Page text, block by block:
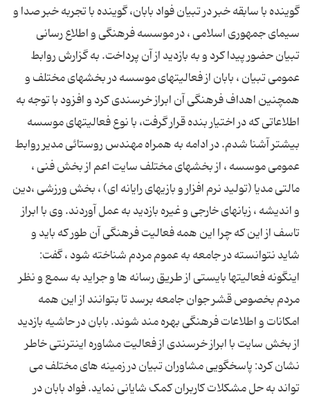
گوینده با سابقه خبر در تبیان فواد بابان، گوینده با تجربه خبر صدا و
سیمای جمهوری اسلامی ، در موسسه فرهنگی و اطلاع رسانی
تبیان حضور پیدا کرد و به بازدید از آن پرداخت. به گزارش روابط
عمومی تبیان ، بابان از فعالیتهای موسسه در بخشهای مختلف و
همچنین اهداف فرهنگی آن ابراز خرسندی کرد و افزود با توجه به
اطلاعاتی که در اختیار بنده قرار گرفت، با نوع فعالیتهای موسسه
بیشتر آشنا شدم. در ادامه به همراه مهندس روستائی مدیر روابط
عمومی موسسه ، از بخشهای مختلف سایت اعم از بخش فنی ،
مالتی مدیا (تولید نرم افزار و بازیهای رایانه ای) ، بخش ورزشی ،دین
و اندیشه ، زبانهای خارجی و غیره بازدید به عمل آوردند. وی با ابراز
تاسف از این که چرا این همه فعالیت فرهنگی آن طور که باید و
شاید نتوانسته در جامعه به عموم مردم شناخته شود ، گفت:
اینگونه فعالیتها بایستی از طریق رسانه ها و جراید به سمع و نظر
مردم بخصوص قشر جوان جامعه برسد تا بتوانند از این همه
امکانات و اطلاعات فرهنگی بهره مند شوند. بابان در حاشیه بازدید
از بخش سایت با ابراز خرسندی از فعالیت مشاوره اینترنتی خاطر
نشان کرد: پاسخگویی مشاوران تبیان در زمینه های مختلف می
تواند به حل مشکلات کاربران کمک شایانی نماید. فواد بابان در